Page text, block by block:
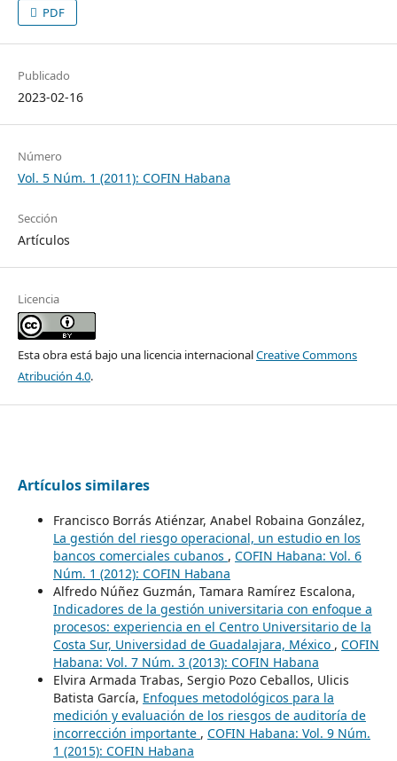
PDF
Publicado
2023-02-16
Número
Vol. 5 Núm. 1 (2011): COFIN Habana
Sección
Artículos
Licencia
Esta obra está bajo una licencia internacionalCreative Commons
Atribución 4.0.
Artículos similares
Francisco Borrás Atiénzar, Anabel Robaina González,
La gestión del riesgo operacional, un estudio en los
bancos comerciales cubanos , COFIN Habana: Vol. 6
Núm. 1 (2012): COFIN Habana
Alfredo Núñez Guzmán, Tamara Ramírez Escalona,
Indicadores de la gestión universitaria con enfoque a
procesos: experiencia en el Centro Universitario de la
Costa Sur, Universidad de Guadalajara, México , COFIN
Habana: Vol. 7 Núm. 3 (2013): COFIN Habana
Elvira Armada Trabas, Sergio Pozo Ceballos, Ulicis
Batista García, Enfoques metodológicos para la
medición y evaluación de los riesgos de auditoría de
incorrección importante , COFIN Habana: Vol. 9 Núm.
1 (2015): COFIN Habana